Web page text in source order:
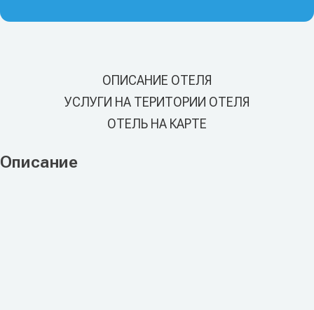
ОПИСАНИЕ ОТЕЛЯ
УСЛУГИ НА ТЕРИТОРИИ ОТЕЛЯ
ОТЕЛЬ НА КАРТЕ
Описание